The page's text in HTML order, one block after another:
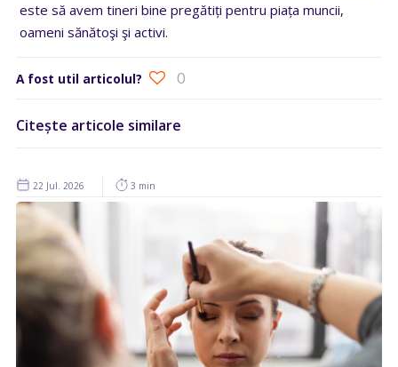
este să avem tineri bine pregătiți pentru piața muncii,
oameni sănătoşi şi activi.
A fost util articolul? 0
Citește articole similare
22 Jul. 2026 3 min